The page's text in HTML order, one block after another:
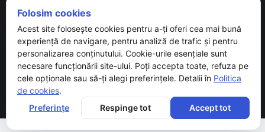
Copyrights © 2026 URMET - Powered ByDigital Agency . All
Rights Reserved.
Folosim cookies
Acest site folosește cookies pentru a-ți oferi cea mai bună
experiență de navigare, pentru analiză de trafic și pentru
personalizarea conținutului. Cookie-urile esențiale sunt
necesare funcționării site-ului. Poți accepta toate, refuza pe
cele opționale sau să-ți alegi preferințele. Detalii în Politica
de cookies.
Preferințe
Respinge tot Accept tot